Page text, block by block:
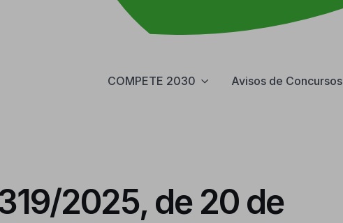
COMPETE 2030 Avisos de Concursos
2025, de 20 de